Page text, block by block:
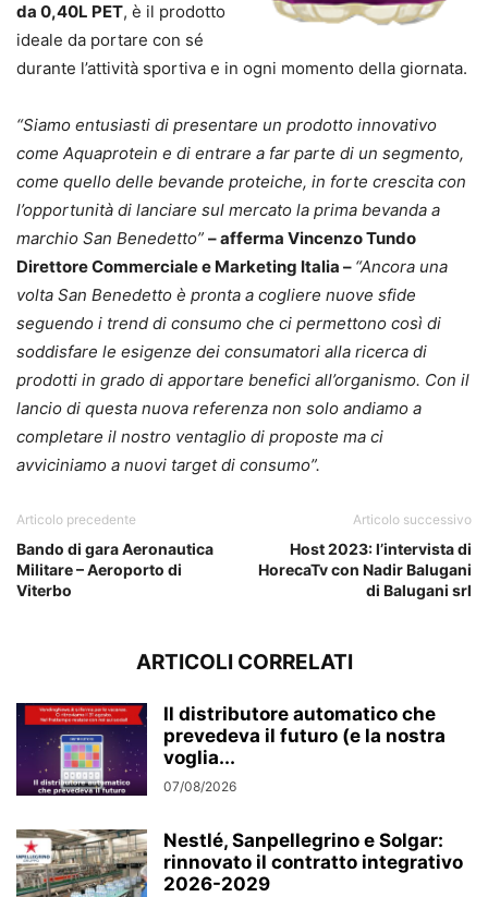
da 0,40L PET, è il prodotto
ideale da portare con sé
durante l’attività sportiva e in ogni momento della giornata.
“Siamo entusiasti di presentare un prodotto innovativo
come Aquaprotein e di entrare a far parte di un segmento,
come quello delle bevande proteiche, in forte crescita con
l’opportunità di lanciare sul mercato la prima bevanda a
marchio San Benedetto” – afferma Vincenzo Tundo
Direttore Commerciale e Marketing Italia – “Ancora una
volta San Benedetto è pronta a cogliere nuove sfide
seguendo i trend di consumo che ci permettono così di
soddisfare le esigenze dei consumatori alla ricerca di
prodotti in grado di apportare benefici all’organismo. Con il
lancio di questa nuova referenza non solo andiamo a
completare il nostro ventaglio di proposte ma ci
avviciniamo a nuovi target di consumo”.
Articolo precedente
Bando di gara Aeronautica
Militare – Aeroporto di
Viterbo
Articolo successivo
Host 2023: l’intervista di
HorecaTv con Nadir Balugani
di Balugani srl
ARTICOLI CORRELATI
Il distributore automatico che
prevedeva il futuro (e la nostra
voglia...
07/08/2026
Nestlé, Sanpellegrino e Solgar:
rinnovato il contratto integrativo
2026-2029